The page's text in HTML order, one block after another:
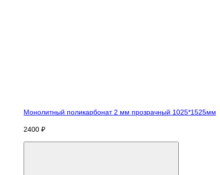
Монолитный поликарбонат 2 мм прозрачный 1025*1525мм
2400 ₽